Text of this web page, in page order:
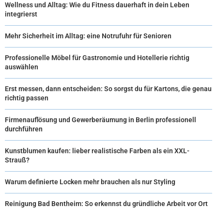
Wellness und Alltag: Wie du Fitness dauerhaft in dein Leben
integrierst
Mehr Sicherheit im Alltag: eine Notrufuhr für Senioren
Professionelle Möbel für Gastronomie und Hotellerie richtig
auswählen
Erst messen, dann entscheiden: So sorgst du für Kartons, die genau
richtig passen
Firmenauflösung und Gewerberäumung in Berlin professionell
durchführen
Kunstblumen kaufen: lieber realistische Farben als ein XXL-
Strauß?
Warum definierte Locken mehr brauchen als nur Styling
Reinigung Bad Bentheim: So erkennst du gründliche Arbeit vor Ort